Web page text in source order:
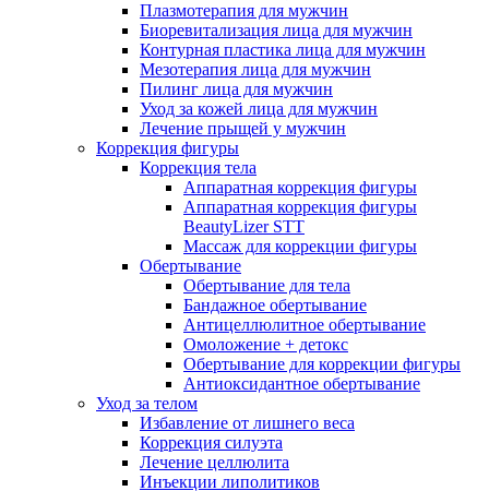
Плазмотерапия для мужчин
Биоревитализация лица для мужчин
Контурная пластика лица для мужчин
Мезотерапия лица для мужчин
Пилинг лица для мужчин
Уход за кожей лица для мужчин
Лечение прыщей у мужчин
Коррекция фигуры
Коррекция тела
Аппаратная коррекция фигуры
Аппаратная коррекция фигуры
BeautyLizer STT
Массаж для коррекции фигуры
Обертывание
Обертывание для тела
Бандажное обертывание
Антицеллюлитное обертывание
Омоложение + детокс
Обертывание для коррекции фигуры
Антиоксидантное обертывание
Уход за телом
Избавление от лишнего веса
Коррекция силуэта
Лечение целлюлита
Инъекции липолитиков